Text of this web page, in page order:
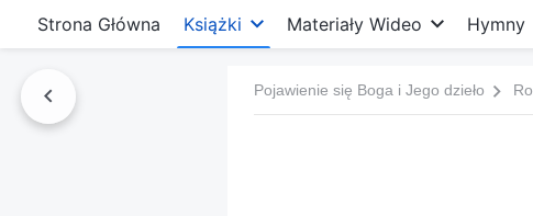
Strona Główna Książki Materiały Wideo Hymny
Pojawienie się Boga i Jego dzieło